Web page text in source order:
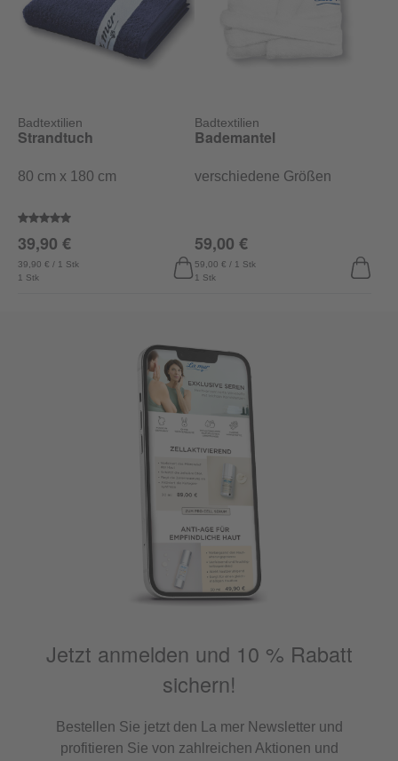
Badtextilien
Durchschnittliche Bewertung von 5 von 5 Sternen
Strandtuch
80 cm x 180 cm
1 Stk
39,90 € / 1 Stk
39,90 €
Badtextilien
Bademantel
verschiedene Größen
1 Stk
59,00 € / 1 Stk
59,00 €
Jetzt anmelden und 10 % Rabatt
sichern!
Bestellen Sie jetzt den La mer Newsletter und
profitieren Sie von zahlreichen Aktionen und